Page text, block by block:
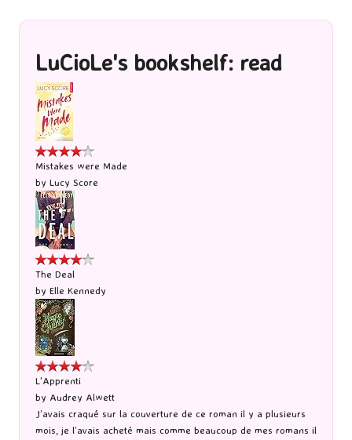
LuCioLe's bookshelf: read
Mistakes were Made
by Lucy Score
The Deal
by Elle Kennedy
L'Apprenti
by Audrey Alwett
J’avais craqué sur la couverture de ce roman il y a plusieurs
mois, je l’avais acheté mais comme beaucoup de mes romans il